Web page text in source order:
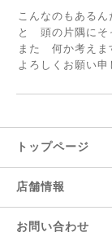
こんなのもある
と 頭の片隅にそ
また 何か考えま
よろしくお願い申
トップページ
店舗情報
お問い合わせ